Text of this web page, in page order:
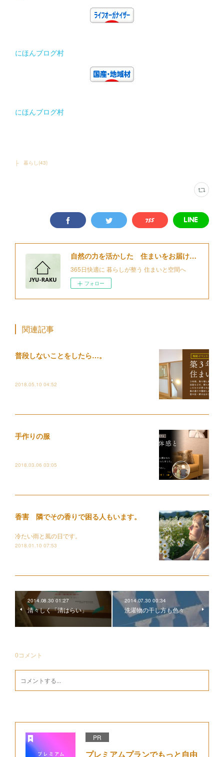
にほんブログ村
にほんブログ村
├ 暮らし(43)
自然の力を活かした 住まいをお届けする 細江住楽設計
365日快適に 暮らしが整う 住まいと空間へ
フォロー
関連記事
普段しないことをしたら…。
2018.05.10 04:52
手作りの服
2018.03.06 03:05
香害 隣でその香りで困る人もいます。
冷たい雨と風の日です。
2018.01.10 07:53
2014.08.30 01:27
清々しく「清はらい」
2014.07.30 00:34
洗濯物の干し方も色々
0コメント
PR
プレミアムプランでもっと自由